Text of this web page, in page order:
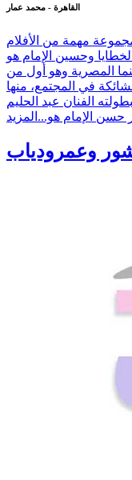
القاهرة - محمد عمار
مهمة من الأفلام
وحسين الإمام هو
1919، في السينما المصرية وهو أول من
في المجتمع، منها
الفنان عبد الحليم
حسن الإمام هو... المزيد
وعمرودياب